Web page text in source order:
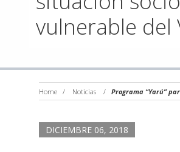
vulnerable del
Home / Noticias / Programa “Yarú”
DICIEMBRE 06, 2018